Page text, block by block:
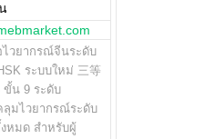
วยากรณ์จีนระดับ
ระบบใหม่ 三等
ขั้น 9 ระดับ
ลุมไวยากรณ์ระดับ
หมด สำหรับผู้